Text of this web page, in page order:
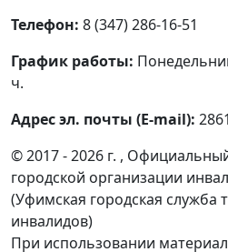
Телефон: 8 (347) 286-16-51
График работы:
ч.
Адрес эл. почты (E-mail):
© 2017 - 2026 г. ,
городской организации
(Уфимская городская служба
инвалидов)
При использовании